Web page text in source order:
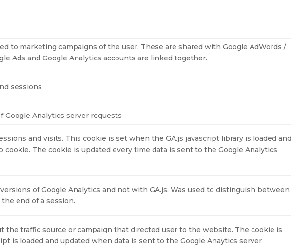
to marketing campaigns of the user. These are shared with Google AdWords /
Ads and Google Analytics accounts are linked together.
sessions
Google Analytics server requests
and visits. This cookie is set when the GA.js javascript library is loaded and
cookie. The cookie is updated every time data is sent to the Google Analytics
of Google Analytics and not with GA.js. Was used to distinguish between
end of a session.
the traffic source or campaign that directed user to the website. The cookie is
is loaded and updated when data is sent to the Google Anaytics server